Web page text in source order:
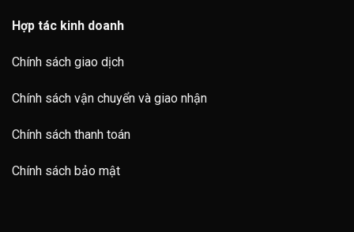
Hợp tác kinh doanh
Chính sách giao dịch
Chính sách vận chuyển và giao nhận
Chính sách thanh toán
Chính sách bảo mật